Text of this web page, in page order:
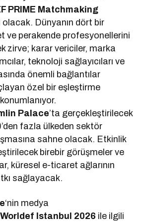
PRIME Matchmaking
olacak. Dünyanın dört bir
ve perakende profesyonellerini
zirve; karar vericiler, marka
teknoloji sağlayıcıları ve
önemli bağlantılar
özel bir eşleştirme
Palace’ta gerçekleştirilecek
fazla ülkeden sektör
sahne olacak. Etkinlik
birebir görüşmeler ve
küresel e-ticaret ağlarının
sağlayacak.
‘nin medya
Worldef Istanbul 2026 ile ilgili